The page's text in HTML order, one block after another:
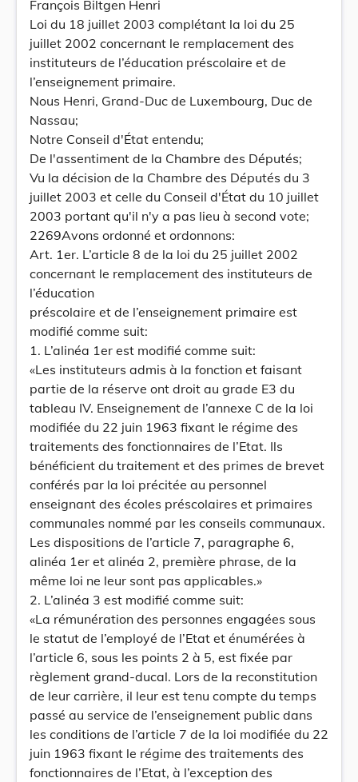
François Biltgen Henri
Loi du 18 juillet 2003 complétant la loi du 25
juillet 2002 concernant le remplacement des
instituteurs de l’éducation préscolaire et de
l’enseignement primaire.
Nous Henri, Grand-Duc de Luxembourg, Duc de
Nassau;
Notre Conseil d'État entendu;
De l'assentiment de la Chambre des Députés;
Vu la décision de la Chambre des Députés du 3
juillet 2003 et celle du Conseil d'État du 10 juillet
2003 portant qu'il n'y a pas lieu à second vote;
2269Avons ordonné et ordonnons:
Art. 1er. L’article 8 de la loi du 25 juillet 2002
concernant le remplacement des instituteurs de
l’éducation
préscolaire et de l’enseignement primaire est
modifié comme suit:
1. L’alinéa 1er est modifié comme suit:
«Les instituteurs admis à la fonction et faisant
partie de la réserve ont droit au grade E3 du
tableau IV. Enseignement de l’annexe C de la loi
modifiée du 22 juin 1963 fixant le régime des
traitements des fonctionnaires de l’Etat. Ils
bénéficient du traitement et des primes de brevet
conférés par la loi précitée au personnel
enseignant des écoles préscolaires et primaires
communales nommé par les conseils communaux.
Les dispositions de l’article 7, paragraphe 6,
alinéa 1er et alinéa 2, première phrase, de la
même loi ne leur sont pas applicables.»
2. L’alinéa 3 est modifié comme suit:
«La rémunération des personnes engagées sous
le statut de l’employé de l’Etat et énumérées à
l’article 6, sous les points 2 à 5, est fixée par
règlement grand-ducal. Lors de la reconstitution
de leur carrière, il leur est tenu compte du temps
passé au service de l’enseignement public dans
les conditions de l’article 7 de la loi modifiée du 22
juin 1963 fixant le régime des traitements des
fonctionnaires de l’Etat, à l’exception des